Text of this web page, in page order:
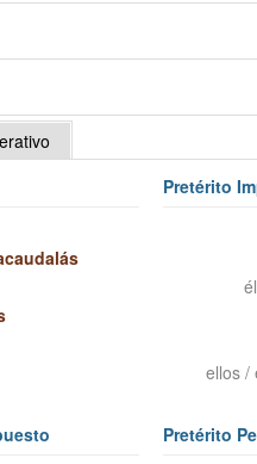
Pretérito
ellos /
Pretérito